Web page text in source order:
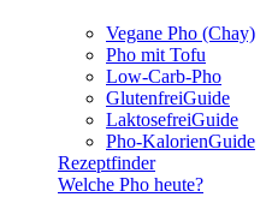
Vegane Pho (Chay)
Pho mit Tofu
Low-Carb-Pho
GlutenfreiGuide
LaktosefreiGuide
Pho-KalorienGuide
Rezeptfinder
Welche Pho heute?